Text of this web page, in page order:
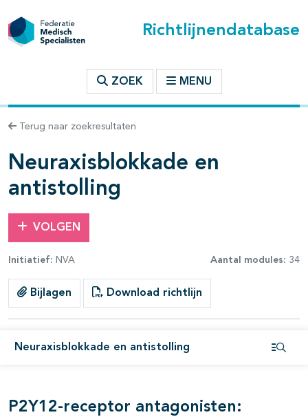
Richtlijnendatabase
ZOEK MENU
Terug naar zoekresultaten
Neuraxisblokkade en
antistolling
VOLGEN
Initiatief: NVA Aantal modules: 34
Bijlagen Download richtlijn
Neuraxisblokkade en antistolling
binnen deze richtlijn
open- en dichtklappen
P2Y12-receptor antagonisten: